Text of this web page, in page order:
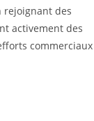
rejoignant des
activement des
commerciaux